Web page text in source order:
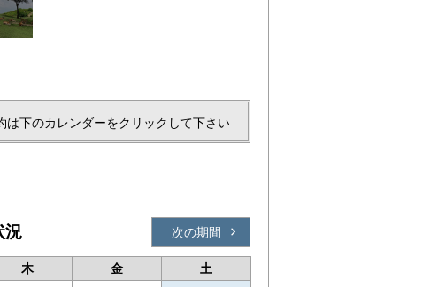
は下のカレンダーをクリックして下さい
況 次の期間
木 金
土